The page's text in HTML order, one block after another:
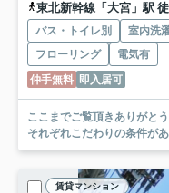
東北新幹線「大宮」駅
バス・トイレ別 室内洗
フローリング
電気有
仲手無料 即入居可
ここまでご覧頂きありがとうございます。 お部
それぞれこだわりの条件が
賃貸マンション